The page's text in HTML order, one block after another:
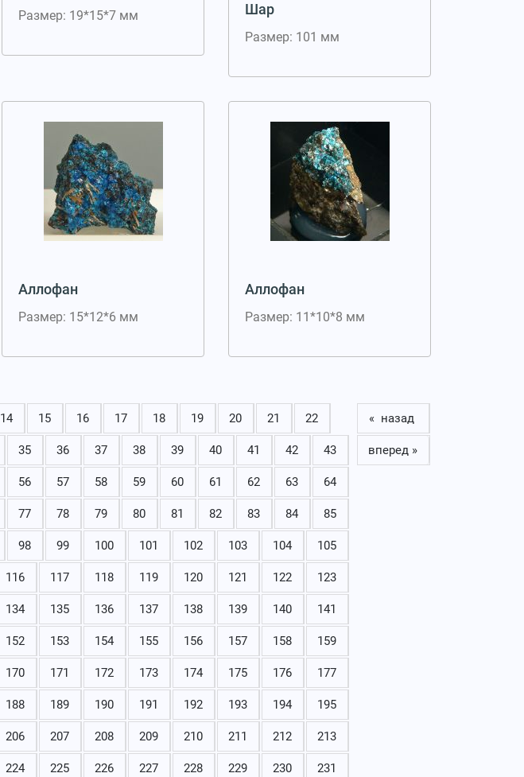
Размер: 19*15*7 мм
Шар
Размер: 101 мм
Аллофан
Размер: 15*12*6 мм
Аллофан
Размер: 11*10*8 мм
14 15 16 17 18 19 20 21 22
35 36 37 38 39 40 41 42 43
56 57 58 59 60 61 62 63 64
77 78 79 80 81 82 83 84 85
98 99 100 101 102 103 104 105
116 117 118 119 120 121 122 123
134 135 136 137 138 139 140 141
152 153 154 155 156 157 158 159
170 171 172 173 174 175 176 177
188 189 190 191 192 193 194 195
206 207 208 209 210 211 212 213
224 225 226 227 228 229 230 231
« назад
вперед »